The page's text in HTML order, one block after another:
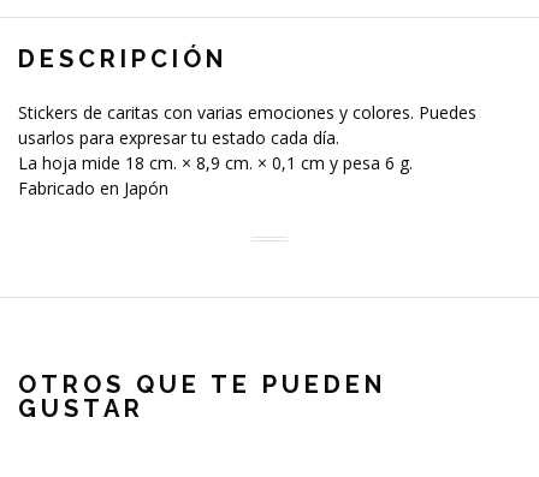
DESCRIPCIÓN
Stickers de caritas con varias emociones y colores. Puedes
usarlos para expresar tu estado cada día.
La hoja mide 18 cm. × 8,9 cm. × 0,1 cm y pesa 6 g.
Fabricado en Japón
OTROS QUE TE PUEDEN
GUSTAR